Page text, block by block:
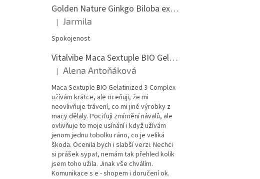
Golden Nature Ginkgo Biloba extrakt 50:1 60mg, 100 kapslí
Hodnocení produktu je 5 z 5 hvězdiček.
| Jarmila
Spokojenost
Vitalvibe Maca Sextuple BIO Gelatinized 3-Complex, 60 kapslí
Hodnocení produktu je 5 z 5 hvězdiček.
| Alena Antoňáková
Maca Sextuple BIO Gelatinized 3-Complex -
užívám krátce, ale oceňuji, že mi
neovlivňuje trávení, co mi jiné výrobky z
macy dělaly. Pociťuji zmírnění návalů, ale
ovlivňuje to moje usínání i když užívám
jenom jednu tobolku ráno, co je veliká
škoda. Ocenila bych i slabší verzi. Nechci
si prášek sypat, nemám tak přehled kolik
jsem toho užila. Jinak vše chválím.
Komunikace s e - shopem i doručení ok.